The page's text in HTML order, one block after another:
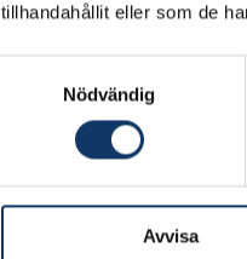
tillhandahållit eller som de
Nödvändig
Avvisa
För att komma till
samarbete och
kunder. Spelet –
kunder interagerar